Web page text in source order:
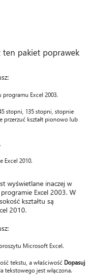
ten pakiet poprawek
programu Excel 2003.
stopni, 135 stopni, stopnie
przerzuć kształt pionowo lub
Excel 2010.
wyświetlane inaczej w
Excel 2003. W
kształtu są
2010.
Microsoft Excel.
tekstu, a właściwość Dopasuj
tekstowego jest włączona.